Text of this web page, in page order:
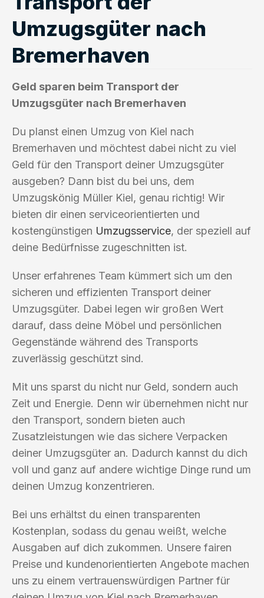
Umzugsgüter nach
Bremerhaven
Geld sparen beim Transport der
Umzugsgüter nach Bremerhaven
Du planst einen Umzug von Kiel nach
Bremerhaven und möchtest dabei nicht zu viel
Geld für den Transport deiner Umzugsgüter
ausgeben? Dann bist du bei uns, dem
Umzugskönig Müller Kiel, genau richtig! Wir
bieten dir einen serviceorientierten und
kostengünstigen Umzugsservice, der speziell auf
deine Bedürfnisse zugeschnitten ist.
Unser erfahrenes Team kümmert sich um den
sicheren und effizienten Transport deiner
Umzugsgüter. Dabei legen wir großen Wert
darauf, dass deine Möbel und persönlichen
Gegenstände während des Transports
zuverlässig geschützt sind.
Mit uns sparst du nicht nur Geld, sondern auch
Zeit und Energie. Denn wir übernehmen nicht nur
den Transport, sondern bieten auch
Zusatzleistungen wie das sichere Verpacken
deiner Umzugsgüter an. Dadurch kannst du dich
voll und ganz auf andere wichtige Dinge rund um
deinen Umzug konzentrieren.
Bei uns erhältst du einen transparenten
Kostenplan, sodass du genau weißt, welche
Ausgaben auf dich zukommen. Unsere fairen
Preise und kundenorientierten Angebote machen
uns zu einem vertrauenswürdigen Partner für